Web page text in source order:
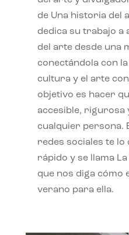
de Una historia del
dedica su trabajo
del arte desde una
conectándola con
cultura y el arte
objetivo es hacer
accesible, rigurosa
cualquier persona.
redes sociales te lo
rápido y se llama
que nos diga cómo
verano para ella.